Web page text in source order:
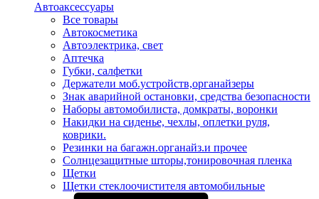
Автоаксессуары
Все товары
Автокосметика
Автоэлектрика, свет
Аптечка
Губки, салфетки
Держатели моб.устройств,органайзеры
Знак аварийной остановки, средства безопасности
Наборы автомобилиста, домкраты, воронки
Накидки на сиденье, чехлы, оплетки руля,
коврики.
Резинки на багажн.органайз.и прочее
Солнцезащитные шторы,тонировочная пленка
Щетки
Щетки стеклоочистителя автомобильные